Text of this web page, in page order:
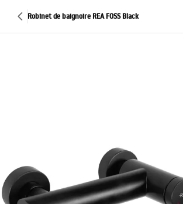
Robinet de baignoire REA FOSS Black